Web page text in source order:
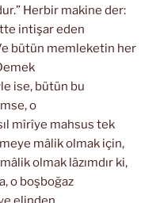
Herbir makine der:
intişar eden
bütün memleketin her
ise, bütün bu
o
mîrîye mahsus tek
mâlik olmak için,
olmak lâzımdır ki,
o boşboğaz